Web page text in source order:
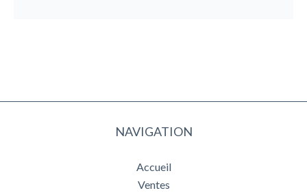
NAVIGATION
Accueil
Ventes